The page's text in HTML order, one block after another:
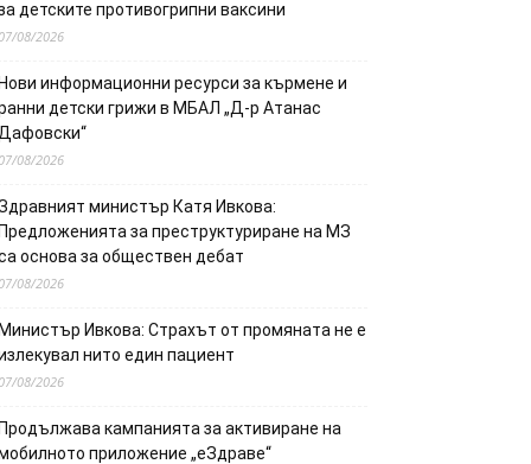
детските противогрипни ваксини
08/2026
информационни ресурси за кърмене и
детски грижи в МБАЛ „Д-р Атанас
08/2026
министър Катя Ивкова:
за преструктуриране на МЗ
основа за обществен дебат
08/2026
Ивкова: Страхът от промяната не е
нито един пациент
08/2026
кампанията за активиране на
приложение „еЗдраве“